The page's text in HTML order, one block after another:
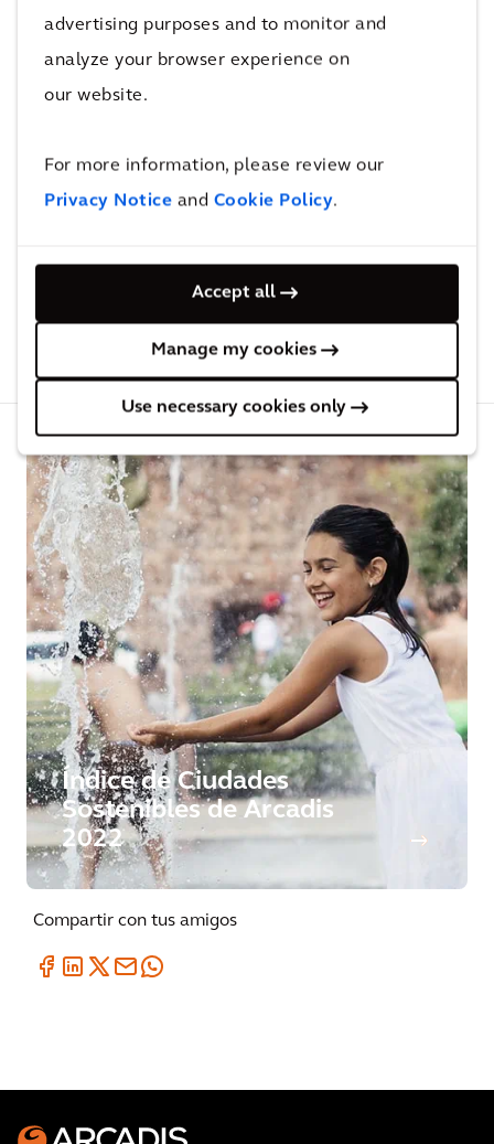
advertising purposes and to monitor and
analyze your browser experience on
our website.
For more information, please review our
Privacy Notice and Cookie Policy.
Accept all
Manage my cookies
Use necessary cookies only
soluciones acertadas y de alto rendimiento
¿No ha terminado de leer?
interesarle
Perspectivas relacionadas Proyectos relacionados
Índice de Ciudades
Sostenibles de Arcadis
2022
Compartir con tus amigos